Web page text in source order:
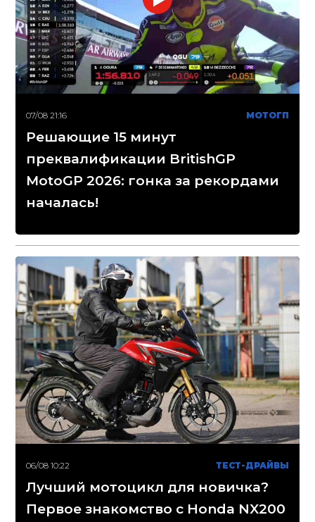
07/08 21:16 МОТОГП
Решающие 15 минут
преквалификации BritishGP
MotoGP 2026: гонка за рекордами
началась!
06/08 10:22 ТЕСТ-ДРАЙВЫ
Лучший мотоцикл для новичка?
Первое знакомство с Honda NX200